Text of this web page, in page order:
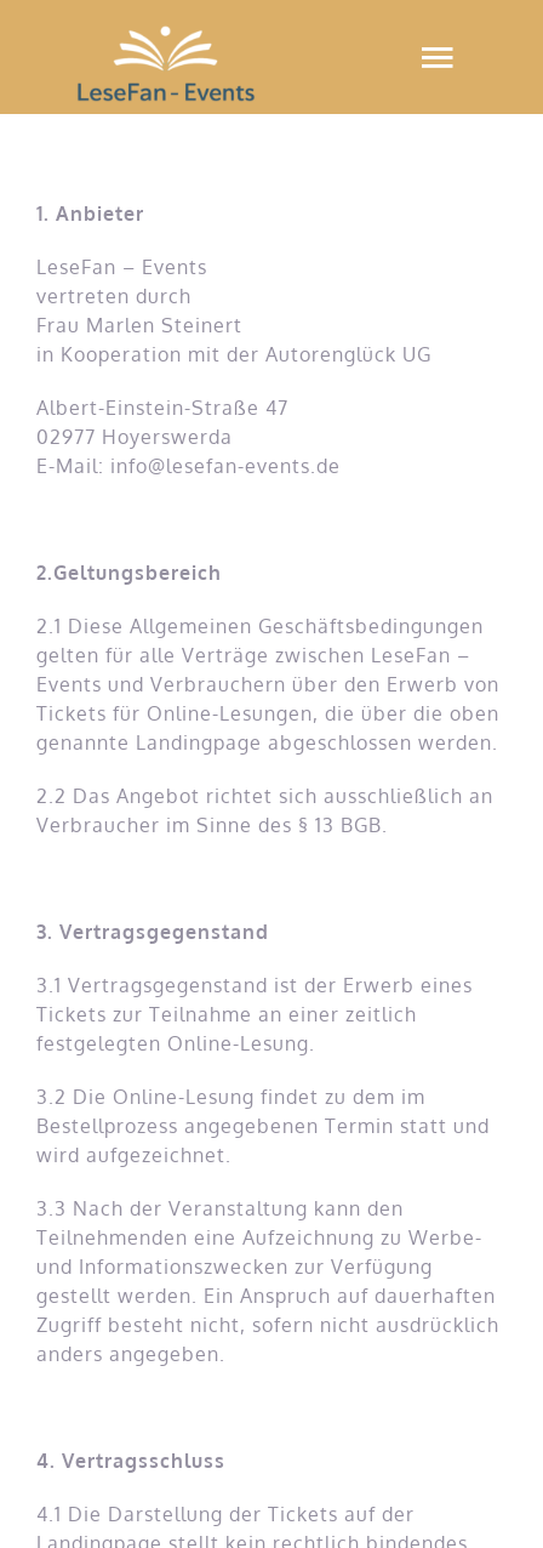
Toggle
Warenkorb
1. Anbieter
LeseFan – Events
vertreten durch
Frau Marlen Steinert
in Kooperation mit der Autorenglück UG
Albert-Einstein-Straße 47
02977 Hoyerswerda
E-Mail: info@lesefan-events.de
2.Geltungsbereich
2.1 Diese Allgemeinen Geschäftsbedingungen
gelten für alle Verträge zwischen LeseFan –
Events und Verbrauchern über den Erwerb von
Tickets für Online-Lesungen, die über die oben
genannte Landingpage abgeschlossen werden.
2.2 Das Angebot richtet sich ausschließlich an
Verbraucher im Sinne des § 13 BGB.
3. Vertragsgegenstand
3.1 Vertragsgegenstand ist der Erwerb eines
Tickets zur Teilnahme an einer zeitlich
festgelegten Online-Lesung.
3.2 Die Online-Lesung findet zu dem im
Bestellprozess angegebenen Termin statt und
wird aufgezeichnet.
3.3 Nach der Veranstaltung kann den
Teilnehmenden eine Aufzeichnung zu Werbe-
und Informationszwecken zur Verfügung
gestellt werden. Ein Anspruch auf dauerhaften
Zugriff besteht nicht, sofern nicht ausdrücklich
anders angegeben.
4. Vertragsschluss
4.1 Die Darstellung der Tickets auf der
Landingpage stellt kein rechtlich bindendes